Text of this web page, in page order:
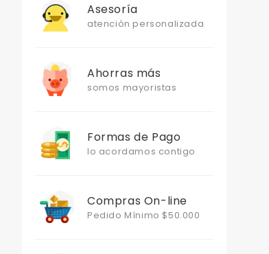
Asesoría
atención personalizada
Ahorras más
somos mayoristas
Formas de Pago
lo acordamos contigo
Compras On-line
Pedido Mínimo $50.000